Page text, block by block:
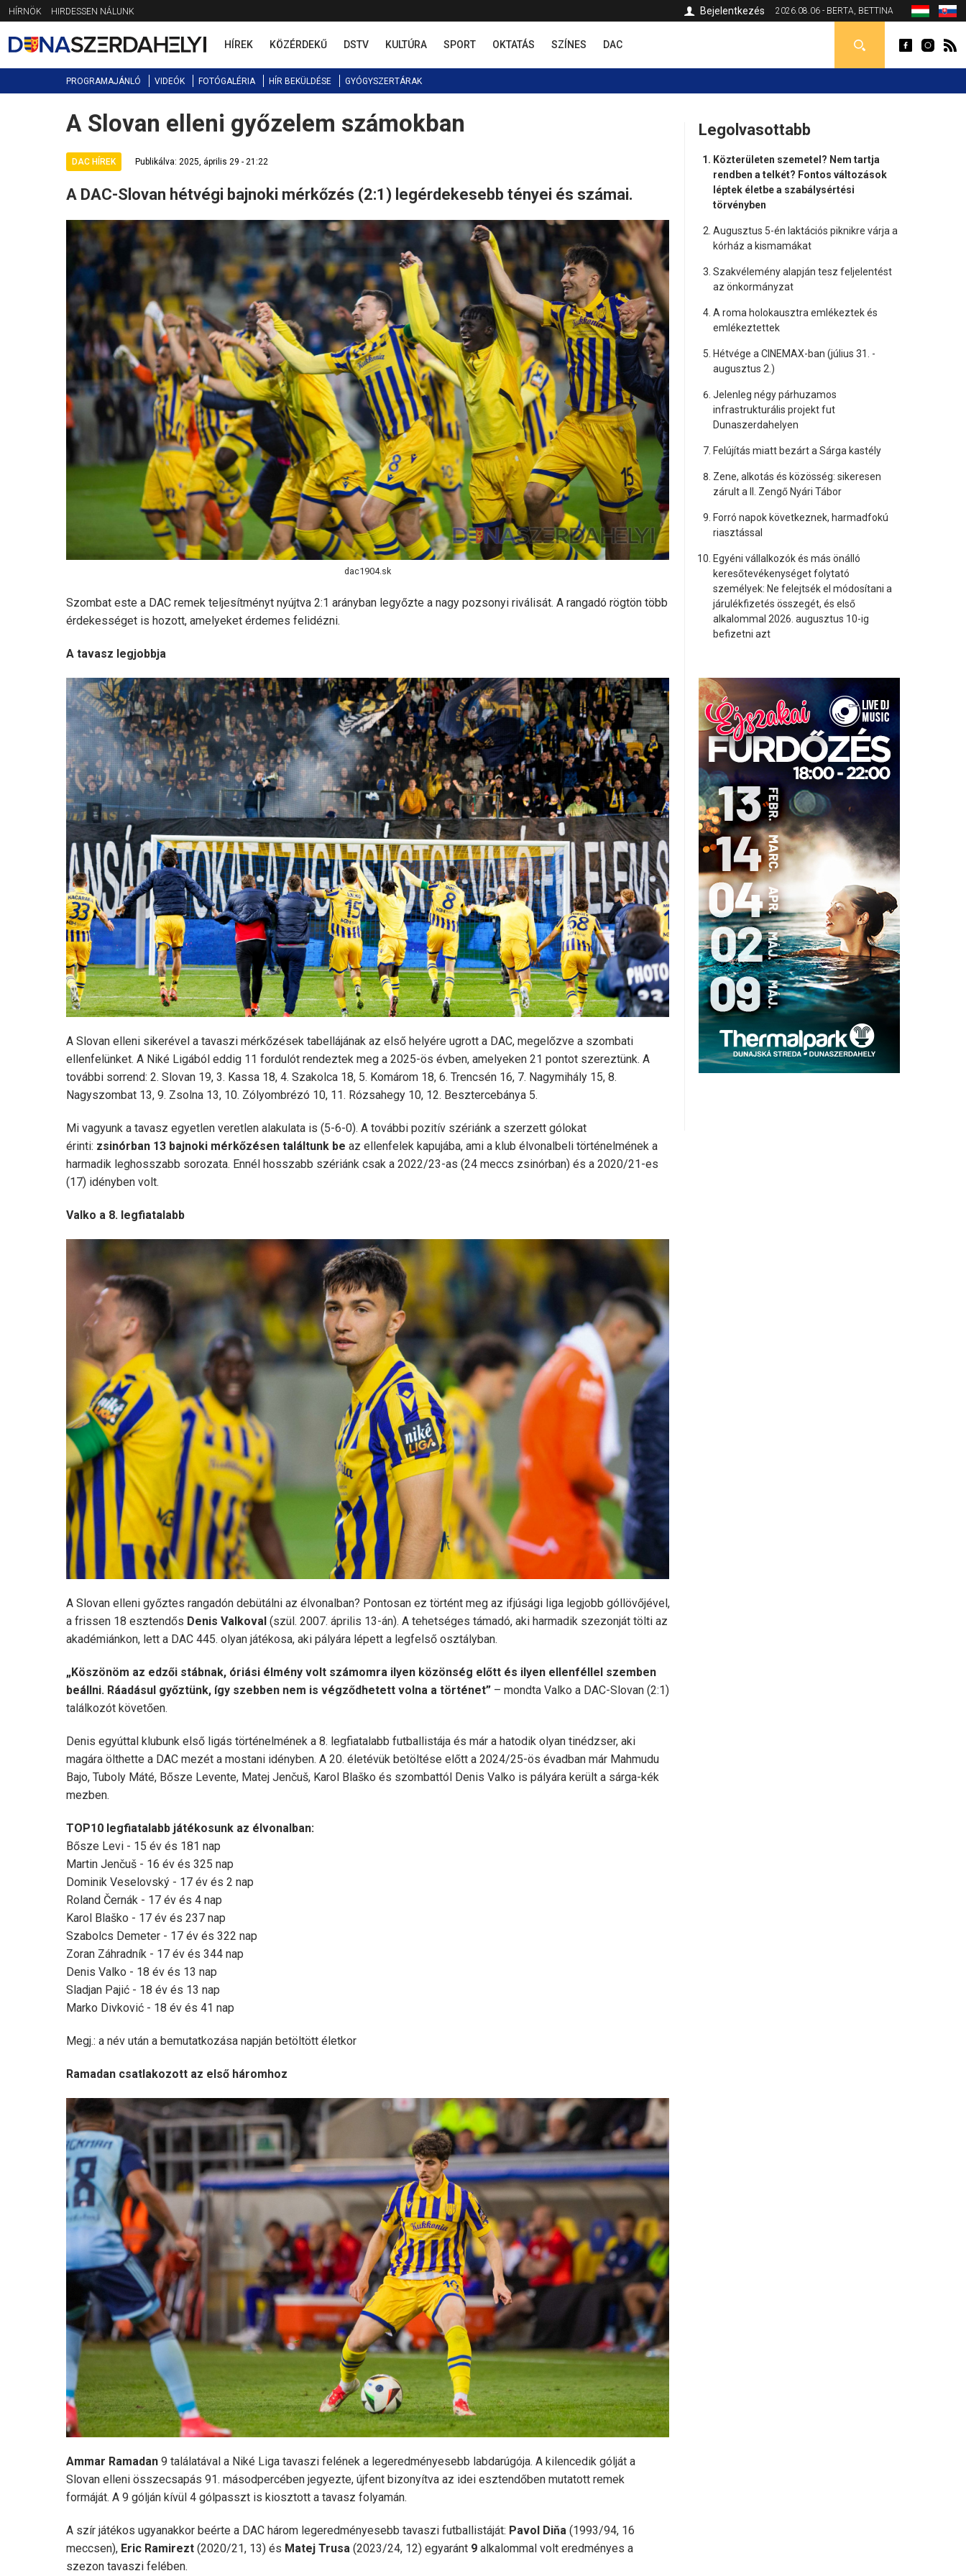
Jump
to
navigation
HÍRNÖK HIRDESSEN NÁLUNK 2026.08.06 - BERTA, BETTINA
Bejelentkezés
HÍREK KÖZÉRDEKŰ DSTV KULTÚRA SPORT OKTATÁS SZÍNES DAC
PROGRAMAJÁNLÓ VIDEÓK FOTÓGALÉRIA HÍR BEKÜLDÉSE GYÓGYSZERTÁRAK
Back
to
A Slovan elleni győzelem számokban
DAC HÍREK Publikálva: 2025, április 29 - 21:22
A DAC-Slovan hétvégi bajnoki mérkőzés (2:1) legérdekesebb tényei és számai.
dac1904.sk
Szombat este a DAC remek teljesítményt nyújtva 2:1 arányban legyőzte a nagy pozsonyi riválisát. A rangadó rögtön több
érdekességet is hozott, amelyeket érdemes felidézni.
A tavasz legjobbja
A Slovan elleni sikerével a tavaszi mérkőzések tabellájának az első helyére ugrott a DAC, megelőzve a szombati
ellenfelünket. A Niké Ligából eddig 11 fordulót rendeztek meg a 2025-ös évben, amelyeken 21 pontot szereztünk. A
további sorrend: 2. Slovan 19, 3. Kassa 18, 4. Szakolca 18, 5. Komárom 18, 6. Trencsén 16, 7. Nagymihály 15, 8.
Nagyszombat 13, 9. Zsolna 13, 10. Zólyombrézó 10, 11. Rózsahegy 10, 12. Besztercebánya 5.
Mi vagyunk a tavasz egyetlen veretlen alakulata is (5-6-0). A további pozitív szériánk a szerzett gólokat
érinti: zsinórban 13 bajnoki mérkőzésen találtunk be az ellenfelek kapujába, ami a klub élvonalbeli történelmének a
harmadik leghosszabb sorozata. Ennél hosszabb szériánk csak a 2022/23-as (24 meccs zsinórban) és a 2020/21-es
(17) idényben volt.
Valko a 8. legfiatalabb
A Slovan elleni győztes rangadón debütálni az élvonalban? Pontosan ez történt meg az ifjúsági liga legjobb góllövőjével,
a frissen 18 esztendős Denis Valkoval (szül. 2007. április 13-án). A tehetséges támadó, aki harmadik szezonját tölti az
akadémiánkon, lett a DAC 445. olyan játékosa, aki pályára lépett a legfelső osztályban.
„Köszönöm az edzői stábnak, óriási élmény volt számomra ilyen közönség előtt és ilyen ellenféllel szemben
beállni. Ráadásul győztünk, így szebben nem is végződhetett volna a történet” – mondta Valko a DAC-Slovan (2:1)
találkozót követően.
Denis egyúttal klubunk első ligás történelmének a 8. legfiatalabb futballistája és már a hatodik olyan tinédzser, aki
magára ölthette a DAC mezét a mostani idényben. A 20. életévük betöltése előtt a 2024/25-ös évadban már Mahmudu
Bajo, Tuboly Máté, Bősze Levente, Matej Jenčuš, Karol Blaško és szombattól Denis Valko is pályára került a sárga-kék
mezben.
TOP10 legfiatalabb játékosunk az élvonalban:
Bősze Levi - 15 év és 181 nap
Martin Jenčuš - 16 év és 325 nap
Dominik Veselovský - 17 év és 2 nap
Roland Černák - 17 év és 4 nap
Karol Blaško - 17 év és 237 nap
Szabolcs Demeter - 17 év és 322 nap
Zoran Záhradník - 17 év és 344 nap
Denis Valko - 18 év és 13 nap
Sladjan Pajić - 18 év és 13 nap
Marko Divković - 18 év és 41 nap
Megj.: a név után a bemutatkozása napján betöltött életkor
Ramadan csatlakozott az első háromhoz
Ammar Ramadan9 találatával a Niké Liga tavaszi felének a legeredményesebb labdarúgója. A kilencedik gólját a
Slovan elleni összecsapás 91. másodpercében jegyezte, újfent bizonyítva az idei esztendőben mutatott remek
formáját. A 9 gólján kívül 4 gólpasszt is kiosztott a tavasz folyamán.
A szír játékos ugyanakkor beérte a DAC három legeredményesebb tavaszi futballistáját: Pavol Diňa (1993/94, 16
meccsen), Eric Ramirezt (2020/21, 13) és Matej Trusa (2023/24, 12) egyaránt 9 alkalommal volt eredményes a
szezon tavaszi felében.
Legolvasottabb
Közterületen szemetel? Nem tartja
rendben a telkét? Fontos változások
léptek életbe a szabálysértési
törvényben
Augusztus 5-én laktációs piknikre várja a
kórház a kismamákat
Szakvélemény alapján tesz feljelentést
az önkormányzat
A roma holokausztra emlékeztek és
emlékeztettek
Hétvége a CINEMAX-ban (július 31. -
augusztus 2.)
Jelenleg négy párhuzamos
infrastrukturális projekt fut
Dunaszerdahelyen
Felújítás miatt bezárt a Sárga kastély
Zene, alkotás és közösség: sikeresen
zárult a II. Zengő Nyári Tábor
Forró napok következnek, harmadfokú
riasztással
Egyéni vállalkozók és más önálló
keresőtevékenységet folytató
személyek: Ne felejtsék el módosítani a
járulékfizetés összegét, és első
alkalommal 2026. augusztus 10-ig
befizetni azt